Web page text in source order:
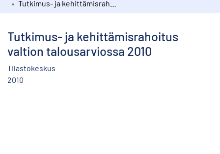
Tutkimus- ja kehittämisrahoitus
valtion talousarviossa 2010
Tilastokeskus
2010